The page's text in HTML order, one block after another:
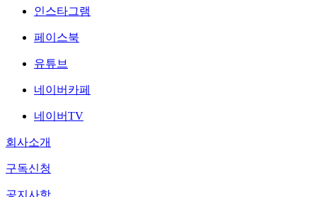
인스타그램
페이스북
유튜브
네이버카페
네이버TV
회사소개
구독신청